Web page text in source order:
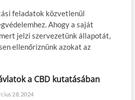
feladatok közvetlenül
Ahogy a saját
jelzi szervezetünk állapotát,
ellenőriznünk azokat az
a CBD kutatásában
28, 2024